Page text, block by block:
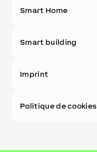
Smart Home
Smart building
Imprint
Politique de cookies